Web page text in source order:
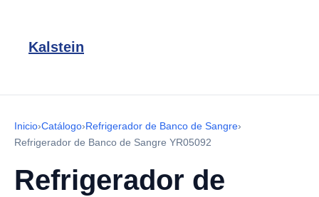
Kalstein
Inicio›Catálogo›Refrigerador de Banco de Sangre›
Refrigerador de Banco de Sangre YR05092
Refrigerador de